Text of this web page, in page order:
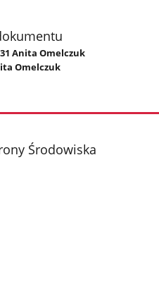
Anita Omelczuk
Omelczuk
Środowiska